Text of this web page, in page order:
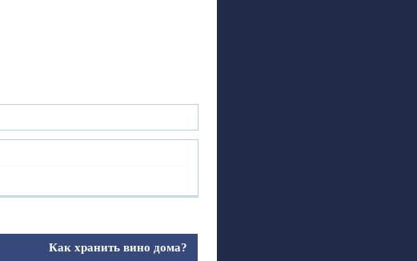
Как хранить вино дома?